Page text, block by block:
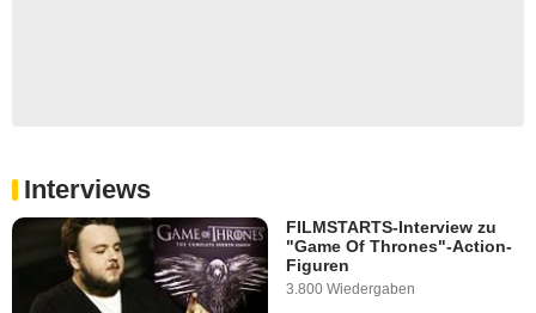
Interviews
FILMSTARTS-Interview zu
"Game Of Thrones"-Action-
Figuren
3.800 Wiedergaben